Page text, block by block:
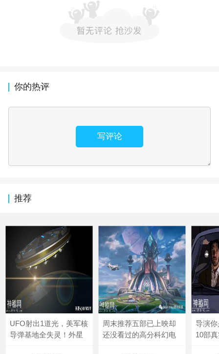
你的热评
写评论
推荐
UFO射出1道光，美军核
导弹基地全失灵！外星
周末推荐五部已上映却
还没看过的高分科幻电
导演
10部